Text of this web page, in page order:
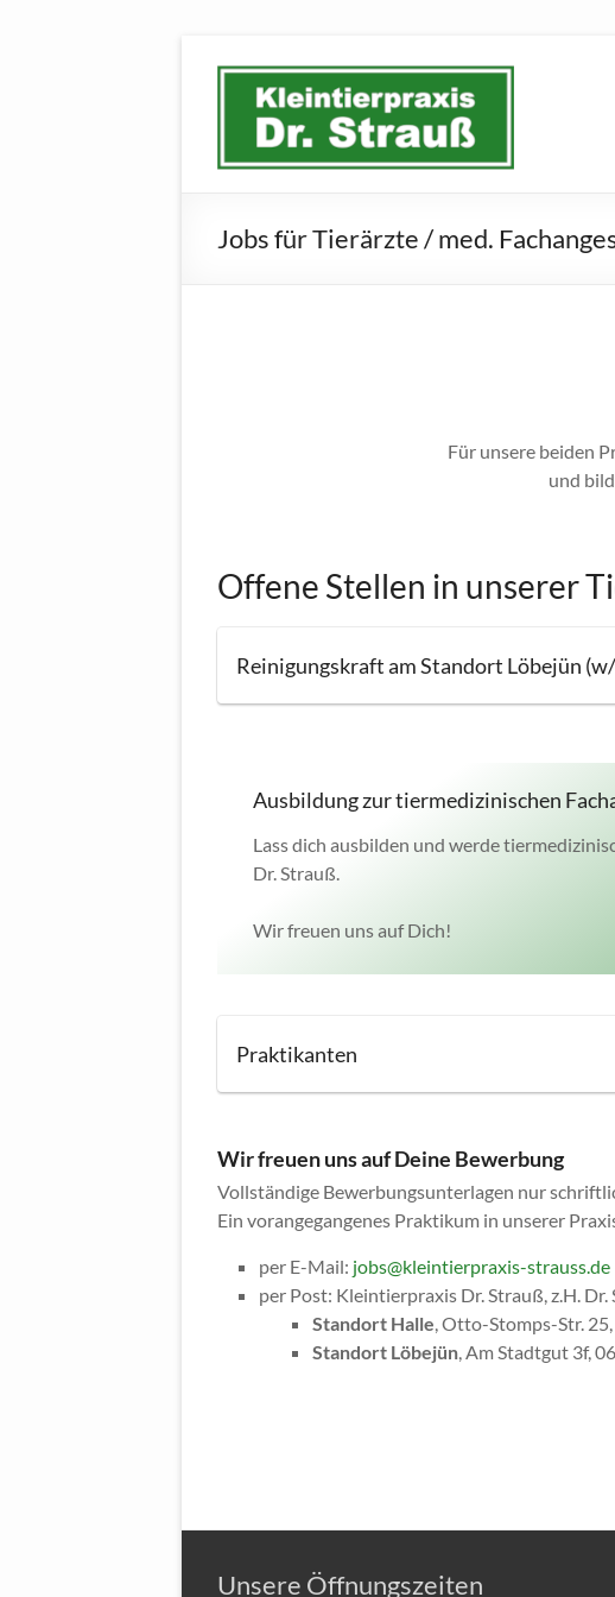
Jobs für Tierärzte / med.
Für unsere beiden
und
Offene Stellen in unserer
Reinigungskraft am Standort Löbejün
Ausbildung zur tiermedizinischen
Lass dich ausbilden und werde
Dr. Strauß.
Wir freuen uns auf Dich!
Praktikanten
Wir freuen uns auf Deine Bewerbung
Vollständige Bewerbungsunterlagen nur
Ein vorangegangenes Praktikum in unserer
per E-Mail: jobs@kleintierpraxis-strauss.de
per Post: Kleintierpraxis Dr. Strauß, z.H. Dr.
Standort Halle, Otto-Stomps-Str.
Standort Löbejün, Am Stadtgut 3f,
Unsere Öffnungszeiten